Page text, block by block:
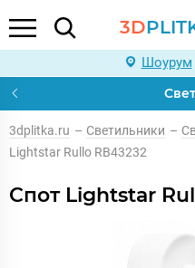
3D
Шоурум
3dplitka.ru – Светильники –
Lightstar Rullo RB43232
Спот Lightstar